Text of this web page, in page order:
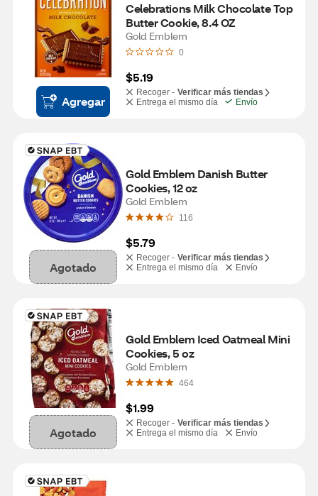
Agregar
Celebrations Milk Chocolate Top
Butter Cookie, 8.4 OZ
Gold Emblem
0
$5.19
Recoger - Verificar más tiendas
Entrega el mismo día
Envío
Agotado
Gold Emblem Danish Butter
Cookies, 12 oz
Gold Emblem
116
$5.79
Recoger - Verificar más tiendas
Entrega el mismo día
Envío
Agotado
Gold Emblem Iced Oatmeal Mini
Cookies, 5 oz
Gold Emblem
464
$1.99
Recoger - Verificar más tiendas
Entrega el mismo día
Envío